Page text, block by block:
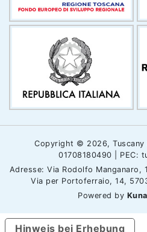
Copyright © 2026, Tuscany
01708180490 | PEC:
Adresse: Via Rodolfo Manganaro,
Via per Portoferraio, 14,
Powered by Kuna
Hinweis bei Erhebung